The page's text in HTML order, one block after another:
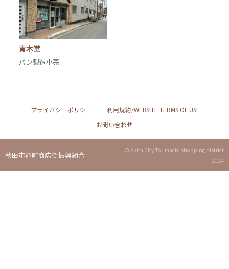
青木堂
パン製造小売
プライバシーポリシー
利用規約/WEBSITE TERMS OF USE
お問い合わせ
秋田市通町商店街振興組合
© Akita City Torimachi shopping district
2024